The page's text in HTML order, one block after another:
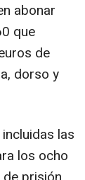
abonar
que
de
dorso y
las
los ocho